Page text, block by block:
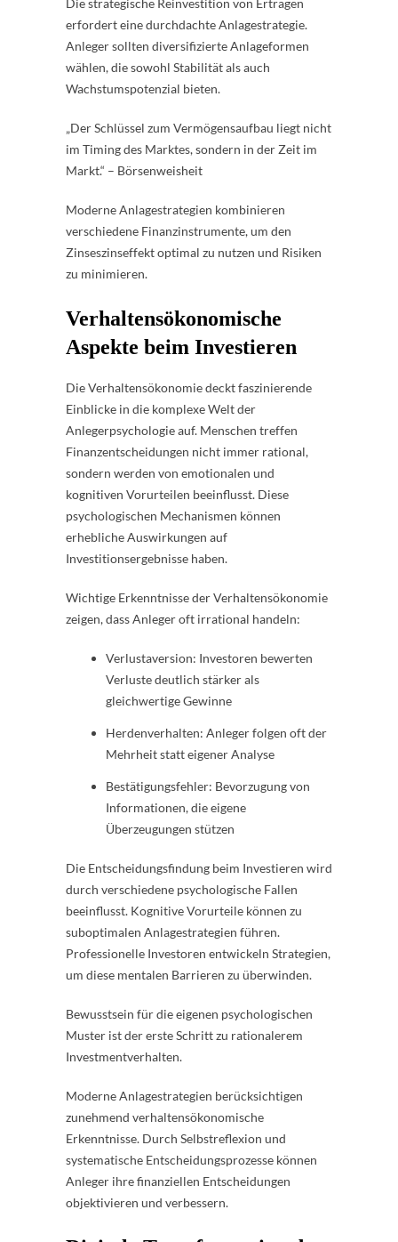
erfordert eine durchdachte Anlagestrategie.
Anleger sollten diversifizierte Anlageformen
wählen, die sowohl Stabilität als auch
Wachstumspotenzial bieten.
„Der Schlüssel zum Vermögensaufbau liegt nicht
im Timing des Marktes, sondern in der Zeit im
Markt.“ – Börsenweisheit
Moderne Anlagestrategien kombinieren
verschiedene Finanzinstrumente, um den
Zinseszinseffekt optimal zu nutzen und Risiken
zu minimieren.
Verhaltensökonomische
Aspekte beim Investieren
Die Verhaltensökonomie deckt faszinierende
Einblicke in die komplexe Welt der
Anlegerpsychologie auf. Menschen treffen
Finanzentscheidungen nicht immer rational,
sondern werden von emotionalen und
kognitiven Vorurteilen beeinflusst. Diese
psychologischen Mechanismen können
erhebliche Auswirkungen auf
Investitionsergebnisse haben.
Wichtige Erkenntnisse der Verhaltensökonomie
zeigen, dass Anleger oft irrational handeln:
Verlustaversion: Investoren bewerten
Verluste deutlich stärker als
gleichwertige Gewinne
Herdenverhalten: Anleger folgen oft der
Mehrheit statt eigener Analyse
Bestätigungsfehler: Bevorzugung von
Informationen, die eigene
Überzeugungen stützen
Die Entscheidungsfindung beim Investieren wird
durch verschiedene psychologische Fallen
beeinflusst. Kognitive Vorurteile können zu
suboptimalen Anlagestrategien führen.
Professionelle Investoren entwickeln Strategien,
um diese mentalen Barrieren zu überwinden.
Bewusstsein für die eigenen psychologischen
Muster ist der erste Schritt zu rationalerem
Investmentverhalten.
Moderne Anlagestrategien berücksichtigen
zunehmend verhaltensökonomische
Erkenntnisse. Durch Selbstreflexion und
systematische Entscheidungsprozesse können
Anleger ihre finanziellen Entscheidungen
objektivieren und verbessern.